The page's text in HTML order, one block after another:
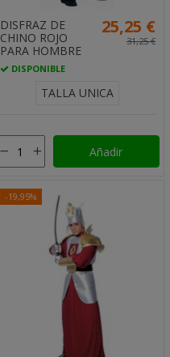
DISFRAZ DE
CHINO ROJO
PARA HOMBRE
DISPONIBLE
25,25 €
31,25 €
TALLA UNICA
Añadir
-19,95%